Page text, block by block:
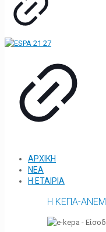
ΑΡΧΙΚΗ
ΝΕΑ
Η ΕΤΑΙΡΙΑ
Η ΚΕΠΑ-ΑΝΕΜ